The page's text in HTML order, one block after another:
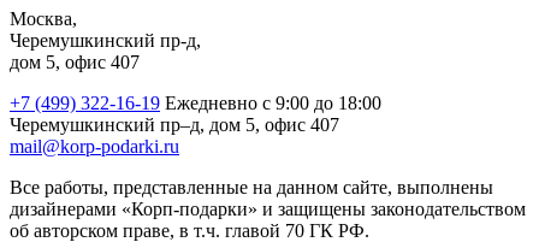
Москва,
Черемушкинский пр-д,
дом 5, офис 407
+7 (499) 322-16-19 Ежедневно с 9:00 до 18:00
Черемушкинский пр–д, дом 5, офис 407
mail@korp-podarki.ru
Все работы, представленные на данном сайте, выполнены
дизайнерами «Корп-подарки» и защищены законодательством
об авторском праве, в т.ч. главой 70 ГК РФ.